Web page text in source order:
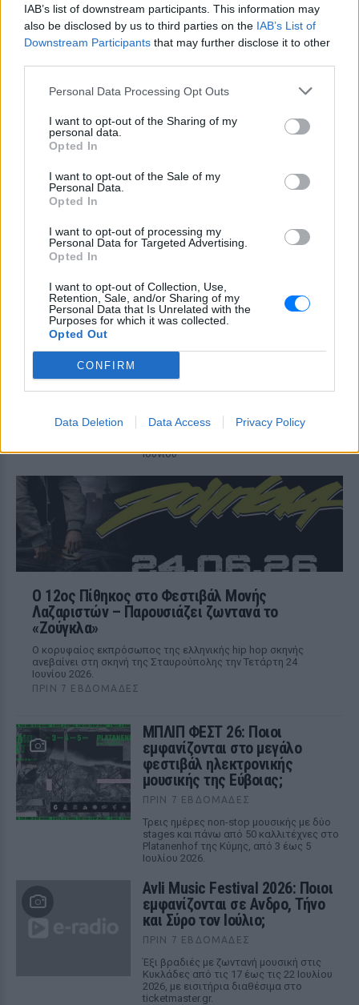
IAB’s list of downstream participants. This information may
also be disclosed by us to third parties on the IAB’s List of
Downstream Participants that may further disclose it to other
Personal Data Processing Opt Outs
I want to opt-out of the Sharing of my
personal data.
Opted In
I want to opt-out of the Sale of my
Personal Data.
Opted In
I want to opt-out of processing my
Personal Data for Targeted Advertising.
Opted In
I want to opt-out of Collection, Use,
Retention, Sale, and/or Sharing of my
Personal Data that Is Unrelated with the
Purposes for which it was collected.
Opted Out
CONFIRM
Data Deletion Data Access Privacy Policy
ΣΤΗΝ ΙΔΙΑ ΚΑΤΗΓΟΡΙΑ
«Κάθε Τρίτη με τον Μόρι»: Η
μεγάλη θεατρική επιτυχία
επιστρέφει στο Θέατρο Ιλίσια
ΠΡΙΝ 7 ΕΒΔΟΜΆΔΕΣ
11ο Edessa Short Film Festival:
νερών
ΠΡΙΝ 7 ΕΒΔΟΜΆΔΕΣ
Περιοχή Μύλοι, Έδεσσα - Είσοδος
Ελεύθερη
Οι Σκιαδαρέσες στο Φεστιβάλ
γεμάτη μουσική, χιούμορ και
αυθεντική ενέργεια
ΠΡΙΝ 7 ΕΒΔΟΜΆΔΕΣ
Το αγαπημένο μουσικό σχήμα επιστρέφει
στη Θεσσαλονίκη για μια μεγάλη
Ιουνίου
Ο 12ος Πίθηκος στο Φεστιβάλ Μονής
Λαζαριστών – Παρουσιάζει ζωντανά το
«Ζούγκλα»
Ο κορυφαίος εκπρόσωπος της ελληνικής hip hop σκηνής
ανεβαίνει στη σκηνή της Σταυρούπολης την Τετάρτη 24
Ιουνίου 2026.
ΠΡΙΝ 7 ΕΒΔΟΜΆΔΕΣ
ΜΠΛΙΠ ΦΕΣΤ 26: Ποιοι
εμφανίζονται στο μεγάλο
φεστιβάλ ηλεκτρονικής
μουσικής της Εύβοιας;
ΠΡΙΝ 7 ΕΒΔΟΜΆΔΕΣ
Τρεις ημέρες non-stop μουσικής με δύο
stages και πάνω από 50 καλλιτέχνες στο
Platanenhof της Κύμης, από 3 έως 5
Ιουλίου 2026.
Avli Music Festival 2026: Ποιοι
εμφανίζονται σε Ανδρο, Τήνο
και Σύρο τον Ιούλιο;
ΠΡΙΝ 7 ΕΒΔΟΜΆΔΕΣ
Έξι βραδιές με ζωντανή μουσική στις
Κυκλάδες από τις 17 έως τις 22 Ιουλίου
2026, με εισιτήρια διαθέσιμα στο
ticketmaster.gr.